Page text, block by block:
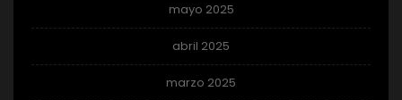
mayo 2025
abril 2025
marzo 2025